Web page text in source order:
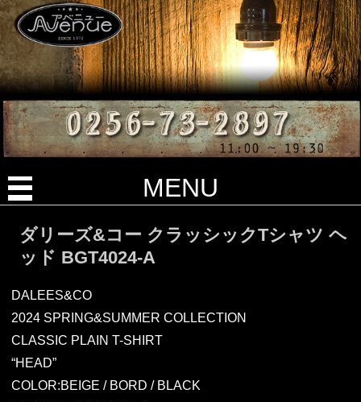
MENU
ダリーズ&コー クラッシックTシャツ ヘ
ッド BGT4024-A
DALEES&CO
2024 SPRING&SUMMER COLLECTION
CLASSIC PLAIN T-SHIRT
“HEAD”
COLOR:BEIGE / BORD / BLACK